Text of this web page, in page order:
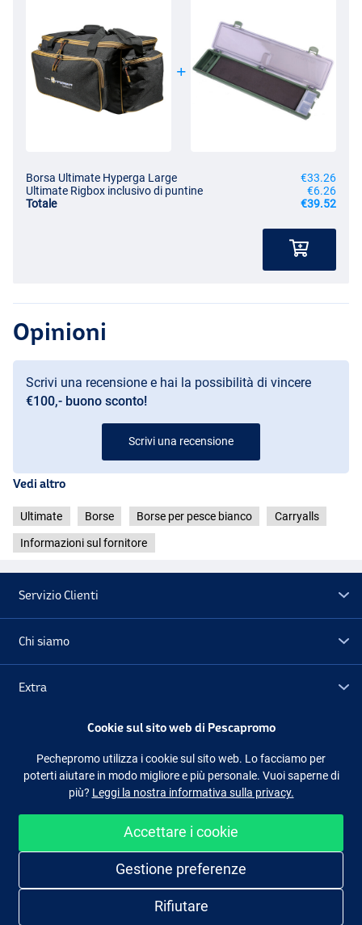
Borsa Ultimate Hyperga Large
€33.26
Ultimate Rigbox inclusivo di puntine
€6.26
Totale
€39.52
Opinioni
Scrivi una recensione e hai la possibilità di vincere
€100,- buono sconto!
Scrivi una recensione
Vedi altro
Ultimate Borse Borse per pesce bianco Carryalls
Informazioni sul fornitore
Servizio Clienti
Chi siamo
Extra
Seguici Facebook Instagram
Cookie sul sito web di Pescapromo
Pechepromo utilizza i cookie sul sito web. Lo facciamo per
poterti aiutare in modo migliore e più personale. Vuoi saperne di
più? Leggi la nostra informativa sulla privacy.
Accettare i cookie
Gestione preferenze
Rifiutare